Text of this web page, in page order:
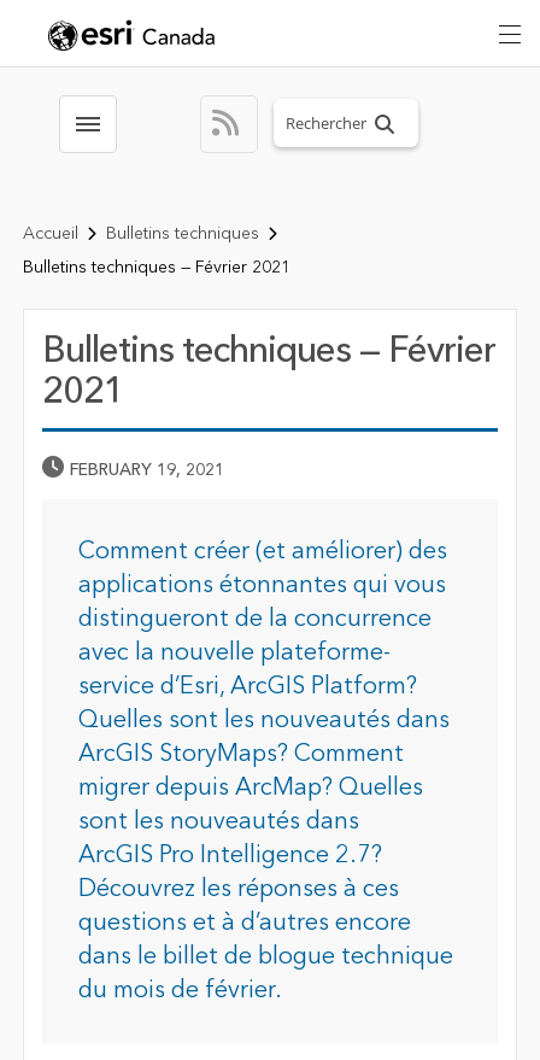
Toggle menubar
Accueil
Bulletins techniques
Bulletins techniques — Février 2021
Bulletins techniques — Février
2021
Published Date
FEBRUARY 19, 2021
Comment créer (et améliorer) des
applications étonnantes qui vous
distingueront de la concurrence
avec la nouvelle plateforme-
service d’Esri, ArcGIS Platform?
Quelles sont les nouveautés dans
ArcGIS StoryMaps? Comment
migrer depuis ArcMap? Quelles
sont les nouveautés dans
ArcGIS Pro Intelligence 2.7?
Découvrez les réponses à ces
questions et à d’autres encore
dans le billet de blogue technique
du mois de février.